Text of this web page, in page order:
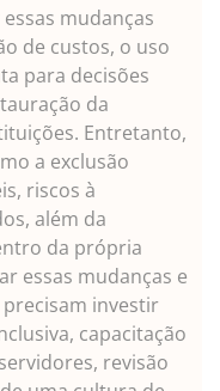
mudanças
de custos, o uso
para decisões
da
Entretanto,
a exclusão
riscos à
além da
da própria
essas mudanças e
investir
capacitação
revisão